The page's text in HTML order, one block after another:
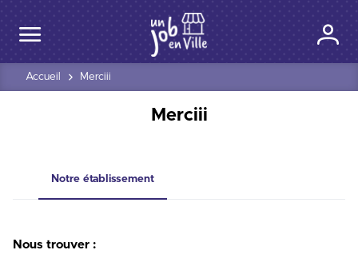
Accueil Merciii
Merciii
Notre établissement
Nous trouver :